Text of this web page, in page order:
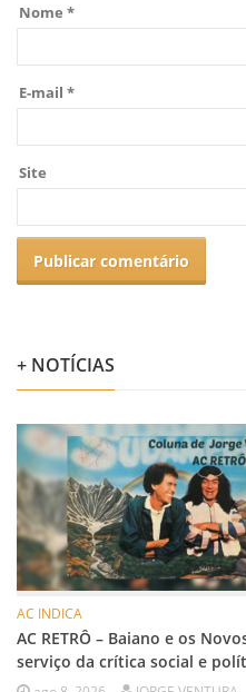
Nome *
E-mail *
Site
+ NOTÍCIAS
AC INDICA
AC RETRÔ – Baiano e os
serviço da crítica social e